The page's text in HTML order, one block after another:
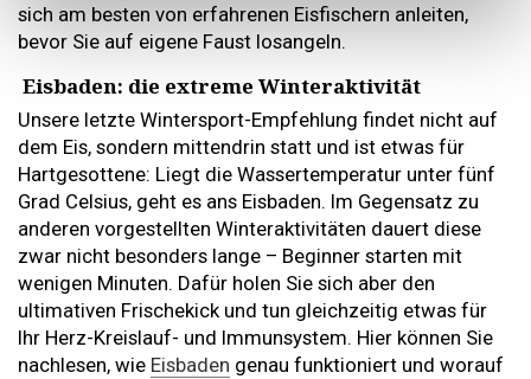
sich am besten von erfahrenen Eisfischern anleiten,
bevor Sie auf eigene Faust losangeln.
Eisbaden: die extreme Winteraktivität
Unsere letzte Wintersport-Empfehlung findet nicht auf
dem Eis, sondern mittendrin statt und ist etwas für
Hartgesottene: Liegt die Wassertemperatur unter fünf
Grad Celsius, geht es ans Eisbaden. Im Gegensatz zu
anderen vorgestellten Winteraktivitäten dauert diese
zwar nicht besonders lange – Beginner starten mit
wenigen Minuten. Dafür holen Sie sich aber den
ultimativen Frischekick und tun gleichzeitig etwas für
Ihr Herz-Kreislauf- und Immunsystem. Hier können Sie
nachlesen, wie Eisbaden genau funktioniert und worauf